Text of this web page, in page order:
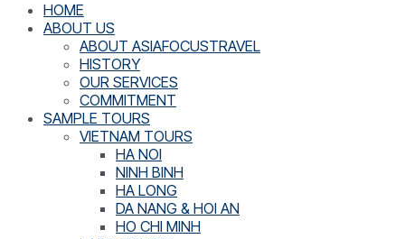
HOME
ABOUT US
ABOUT ASIAFOCUSTRAVEL
HISTORY
OUR SERVICES
COMMITMENT
SAMPLE TOURS
VIETNAM TOURS
HA NOI
NINH BINH
HA LONG
DA NANG & HOI AN
HO CHI MINH